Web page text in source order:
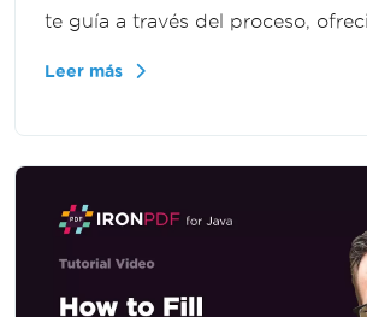
te guía a través del proceso,
Leer más